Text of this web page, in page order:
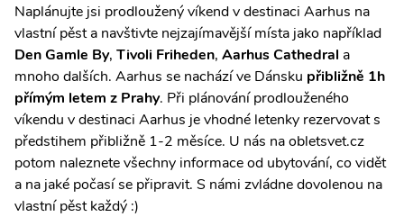
Naplánujte jsi prodloužený víkend v destinaci Aarhus na
vlastní pěst a navštivte nejzajímavější místa jako například
Den Gamle By, Tivoli Friheden, Aarhus Cathedral a
mnoho dalších. Aarhus se nachází ve Dánsku přibližně 1h
přímým letem z Prahy. Při plánování prodlouženého
víkendu v destinaci Aarhus je vhodné letenky rezervovat s
předstihem přibližně 1-2 měsíce. U nás na obletsvet.cz
potom naleznete všechny informace od ubytování, co vidět
a na jaké počasí se připravit. S námi zvládne dovolenou na
vlastní pěst každý :)